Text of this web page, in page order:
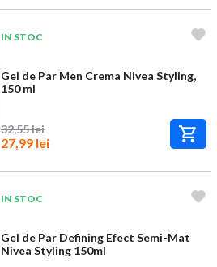
IN STOC
Gel de Par Men Crema Nivea Styling,
150 ml
32,55 lei
27,99 lei
IN STOC
Gel de Par Defining Efect Semi-Mat
Nivea Styling 150ml